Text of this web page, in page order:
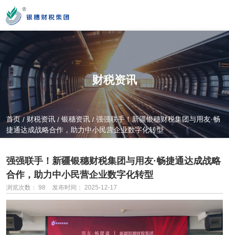
您好！新疆银穗财税服务集团股份有限公司官方网站！
营业时间
MON-SAT 10：00-19：00
公司门店地址
新疆乌市新医路89号新星大厦14楼
财税资讯
首页/ 财税资讯 / 银穗资讯 / 强强联手！新疆银穗财税集团与用友·畅
捷通达成战略合作，助力中小民营企业数字化转型
强强联手！新疆银穗财税集团与用友·畅捷通达成战略
合作，助力中小民营企业数字化转型
浏览次数： 98 发布时间： 2025-12-17